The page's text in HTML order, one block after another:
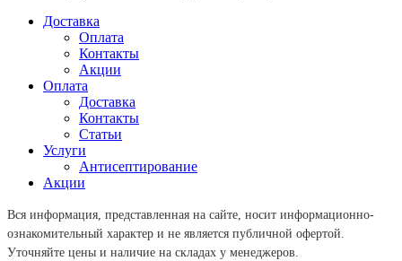
Доставка
Оплата
Контакты
Акции
Оплата
Доставка
Контакты
Статьи
Услуги
Антисептирование
Акции
Вся информация, представленная на сайте, носит информационно-
ознакомительный характер и не является публичной офертой.
Уточняйте цены и наличие на складах у менеджеров.